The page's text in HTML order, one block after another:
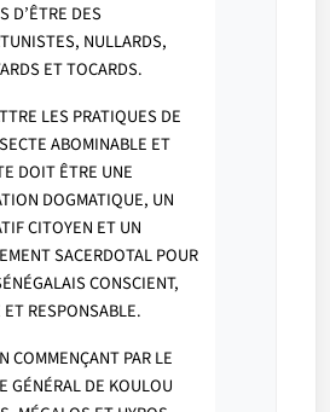
D’ÊTRE DES
NULLARDS,
ET TOCARDS.
LES PRATIQUES DE
ABOMINABLE ET
DOIT ÊTRE UNE
DOGMATIQUE, UN
CITOYEN ET UN
SACERDOTAL POUR
CONSCIENT,
ET RESPONSABLE.
COMMENÇANT PAR LE
GÉNÉRAL DE KOULOU